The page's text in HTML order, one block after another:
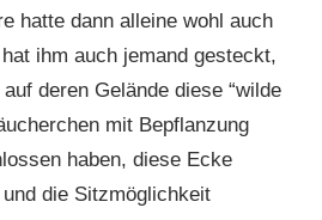
hatte dann alleine wohl auch
ihm auch jemand gesteckt,
deren Gelände diese “wilde
mit Bepflanzung
haben, diese Ecke
die Sitzmöglichkeit